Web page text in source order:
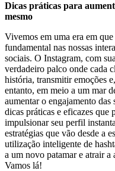
Dicas práticas para
mesmo
Vivemos em uma era em‌
fundamental nas nossas
sociais. O ‌Instagram, com
verdadeiro palco onde cada
história, transmitir emoções
entanto, em meio a um mar
aumentar o engajamento ​das
dicas práticas ⁢e eficazes ⁤que
impulsionar seu perfil
estratégias⁣ que vão ⁤desde a
utilização⁢ inteligente de
a um novo ⁣patamar⁣ e atrair a
Vamos lá!